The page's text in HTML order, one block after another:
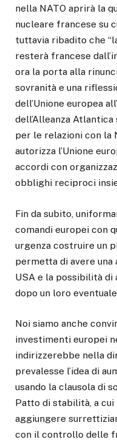
nella NATO aprirà la
nucleare francese su
tuttavia ribadito che
resterà francese
ora la porta alla
sovranità e una
dell’Unione europea
dell’Alleanza Atlantica
per le relazioni con la
autorizza l’Unione
accordi con
obblighi reciproci
Fin da subito,
comandi europei con
urgenza costruire un
permetta di avere
USA e la possibilità
dopo un loro
Noi siamo anche
investimenti europei
indirizzerebbe nella
prevalesse l’idea di
usando la clausola di
Patto di stabilità, a
aggiungere
con il controllo delle